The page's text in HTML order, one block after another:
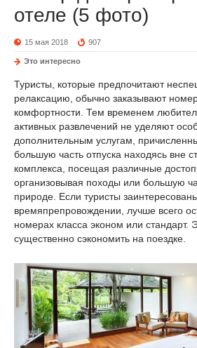
отеле (5 фото)
15 мая 2018 907
Это интересно
Туристы, которые предпочитают
релаксацию, обычно заказывают
комфортности. Тем временем
активных развлечений не уделяют
дополнительным услугам,
большую часть отпуска находясь вне
комплекса, посещая различные
организовывая походы или большую
природе. Если туристы
времяпрепровождении, лучше всего
номерах класса эконом или стандарт.
существенно сэкономить на поездке.